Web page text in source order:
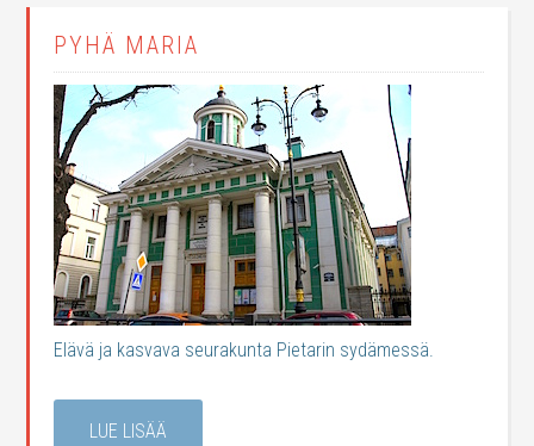
PYHÄ MARIA
Elävä ja kasvava seurakunta Pietarin sydämessä.
LUE LISÄÄ